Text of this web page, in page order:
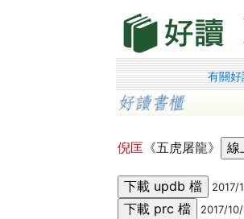
有關好
倪匡 《五虎屠龍》
2017/
2017/